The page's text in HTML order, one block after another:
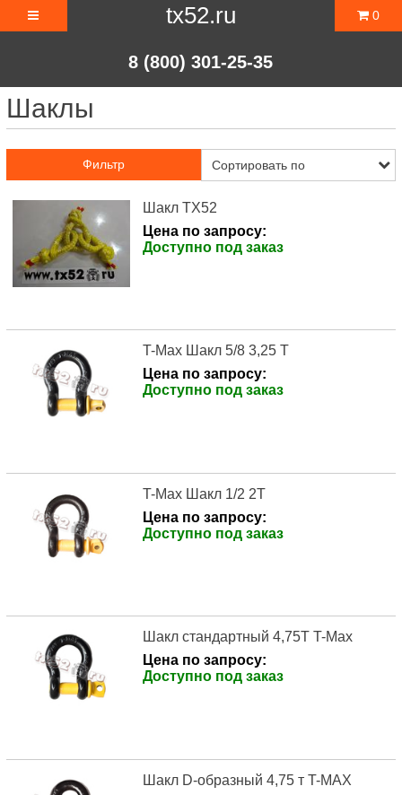
tx52.ru
8 (800) 301-25-35
0
Шаклы
Фильтр
Шакл TX52
Цена по запросу:
Доступно под заказ
T-Max Шакл 5/8 3,25 Т
Цена по запросу:
Доступно под заказ
T-Max Шакл 1/2 2Т
Цена по запросу:
Доступно под заказ
Шакл стандартный 4,75Т T-Max
Цена по запросу:
Доступно под заказ
Шакл D-образный 4,75 т T-MAX